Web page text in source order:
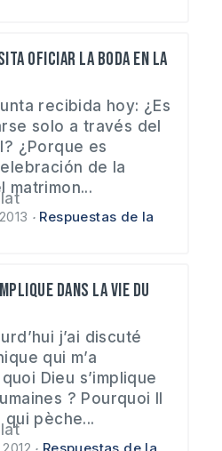
oficiar la boda en la
recibida hoy: ¿Es
solo a través del
¿Porque es
de la
matrimon...
Respuestas de la
dans la vie du
j’ai discuté
qui m’a
Dieu s’implique
? Pourquoi Il
pèche...